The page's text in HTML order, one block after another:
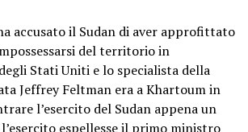
accusato il Sudan di aver approfittato
del territorio in
Stati Uniti e lo specialista della
Jeffrey Feltman era a Khartoum in
l’esercito del Sudan appena un
espellesse il primo ministro